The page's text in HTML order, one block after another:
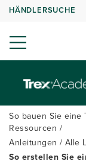
HÄNDLERSUCHE
So bauen Sie eine
Ressourcen
Anleitungen
Alle
So erstellen Sie